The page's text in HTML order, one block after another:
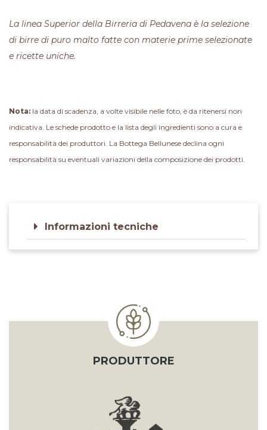
La linea Superior della Birreria di Pedavena è la selezione
di birre di puro malto fatte con materie prime selezionate
e ricette uniche.
Nota: la data di scadenza, a volte visibile nelle foto, è da ritenersi non
indicativa. Le schede prodotto e la lista degli ingredienti sono a cura e
responsabilità dei produttori. La Bottega Bellunese declina ogni
responsabilità su eventuali variazioni della composizione dei prodotti.
Informazioni tecniche
PRODUTTORE